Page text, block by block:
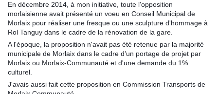
En décembre 2014, à mon initiative, toute l'opposition
morlaisienne avait présenté un voeu en Conseil Municipal de
Morlaix pour réaliser une fresque ou une sculpture d'hommage à
Rol Tanguy dans le cadre de la rénovation de la gare.
A l'époque, la proposition n'avait pas été retenue par la majorité
municipale de Morlaix dans le cadre d'un portage de projet par
Morlaix ou Morlaix-Communauté et d'une demande du 1%
culturel.
J'avais aussi fait cette proposition en Commission Transports de